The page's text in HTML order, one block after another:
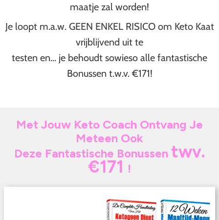
maatje zal worden!
Je loopt m.a.w. GEEN ENKEL RISICO om Keto Kaat
vrijblijvend uit te
testen en... je behoudt sowieso alle fantastische
Bonussen t.w.v. €171!
Met Jouw Keto Coach Ontvang Je
Meteen Ook
Deze Fantastische Bonussen twv.
€171 !